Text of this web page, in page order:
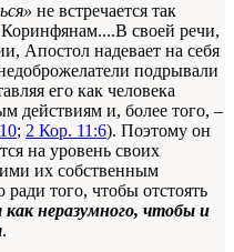
не встречается так
своей речи,
Апостол надевает на себя
подрывали
его как человека
действиям и, более того, –
; 2 Кор. 11:6). Поэтому он
на уровень своих
их собственным
того, чтобы отстоять
неразумного, чтобы и
.